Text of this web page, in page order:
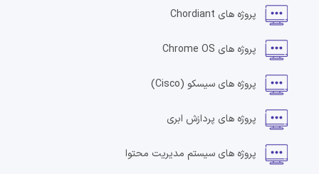
پروژه های Chordiant
پروژه های Chrome OS
پروژه های سیسکو (Cisco)
پروژه های پردازش ابری
پروژه های سیستم مدیریت محتوا